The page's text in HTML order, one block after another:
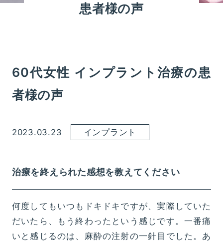
患者様の声
60代女性 インプラント治療の患
者様の声
2023.03.23 インプラント
治療を終えられた感想を教えてください
何度してもいつもドキドキですが、実際していた
だいたら、もう終わったという感じです。一番痛
いと感じるのは、麻酔の注射の一針目でした。あ